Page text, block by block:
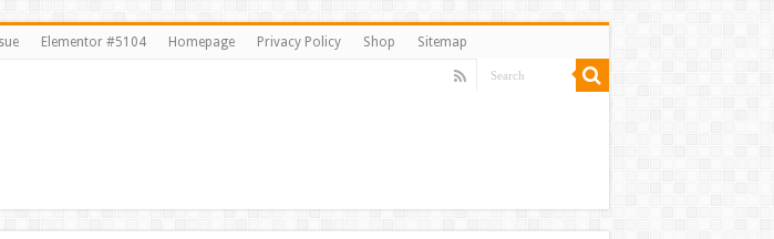
Elementor #5104 Homepage Privacy Policy Shop Sitemap